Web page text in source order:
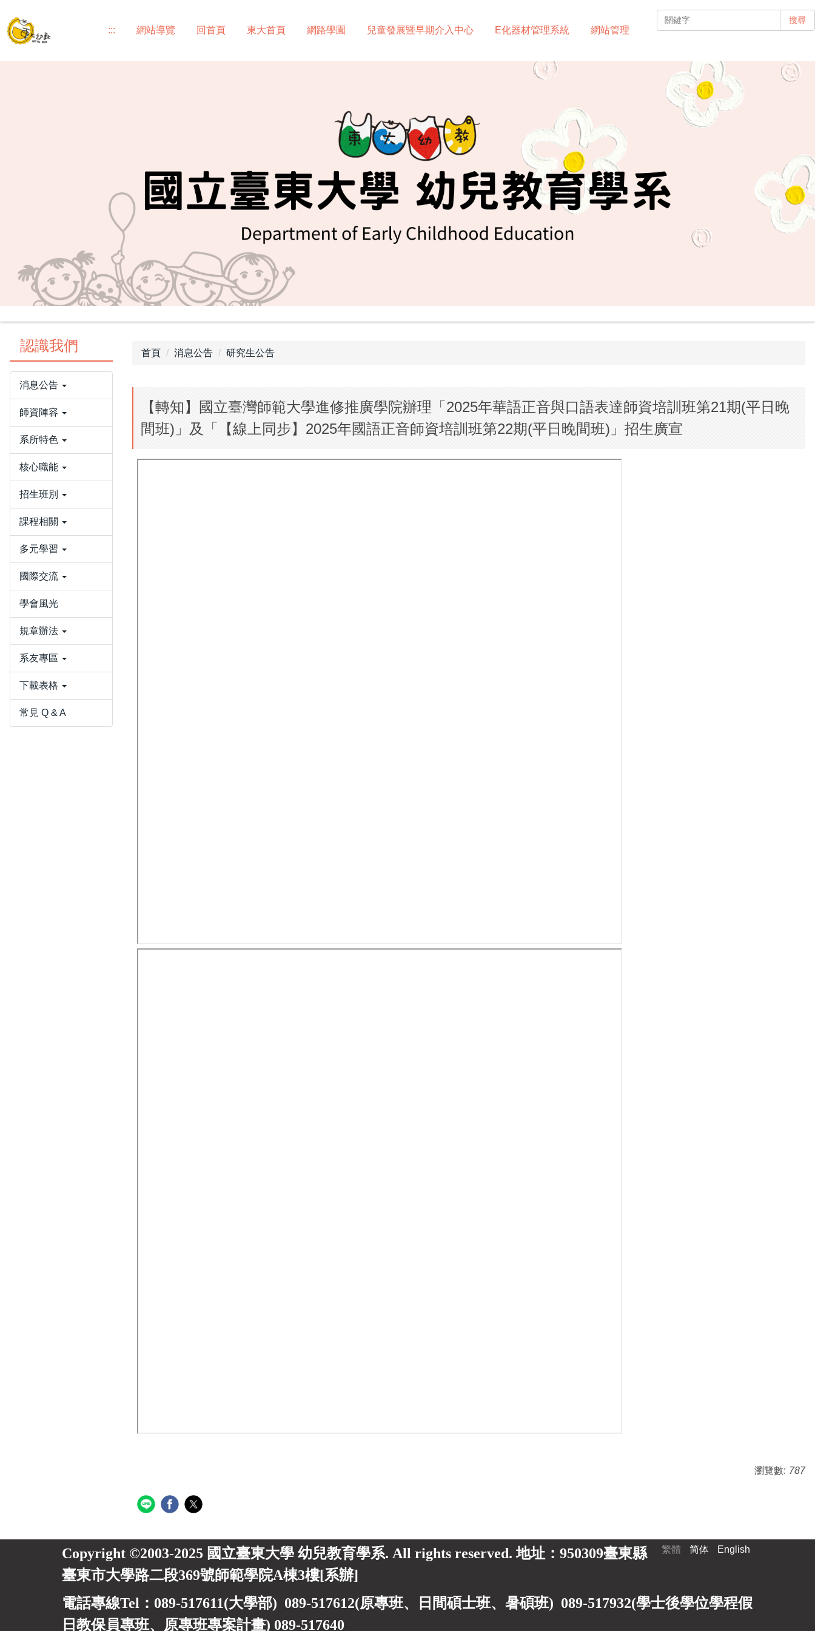
到
主
搜尋
::: 網站導覽 回首頁 東大首頁 網路學園 兒童發展暨早期介入中心 E化器材管理系統 網站管理
認識我們
消息公告
師資陣容
系所特色
核心職能
招生班別
課程相關
多元學習
國際交流
學會風光
規章辦法
系友專區
下載表格
常見 Q & A
首頁 消息公告 研究生公告
【轉知】國立臺灣師範大學進修推廣學院辦理「2025年華語正音與口語表達師資培訓班第21期(平日晚
間班)」及「【線上同步】2025年國語正音師資培訓班第22期(平日晚間班)」招生廣宣
瀏覽數: 787
繁體 简体 English
Copyright ©2003-2025 國立臺東大學 幼兒教育學系. All rights reserved. 地址：950309臺東縣
臺東市大學路二段369號師範學院A棟3樓[系辦]
電話專線Tel：089-517611(大學部) 089-517612(原專班、日間碩士班、暑碩班) 089-517932(學士後學位學程假
日教保員專班、 原專班專案計畫) 089-517640